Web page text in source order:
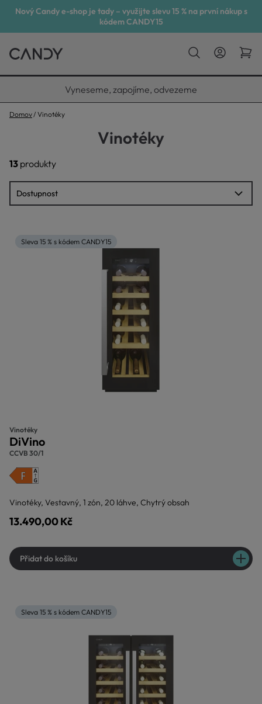
Nový Candy e-shop je tady – využijte slevu 15 % na první nákup s
kódem CANDY15
Vyneseme, zapojíme, odvezeme
Domov Vinotéky
Vinotéky
13 produkty
Sleva 15 % s kódem CANDY15
Vinotéky
DiVino
CCVB 30/1
Vinotéky, Vestavný, 1 zón, 20 láhve, Chytrý obsah
13.490,00 Kč
Přidat do košíku
Sleva 15 % s kódem CANDY15